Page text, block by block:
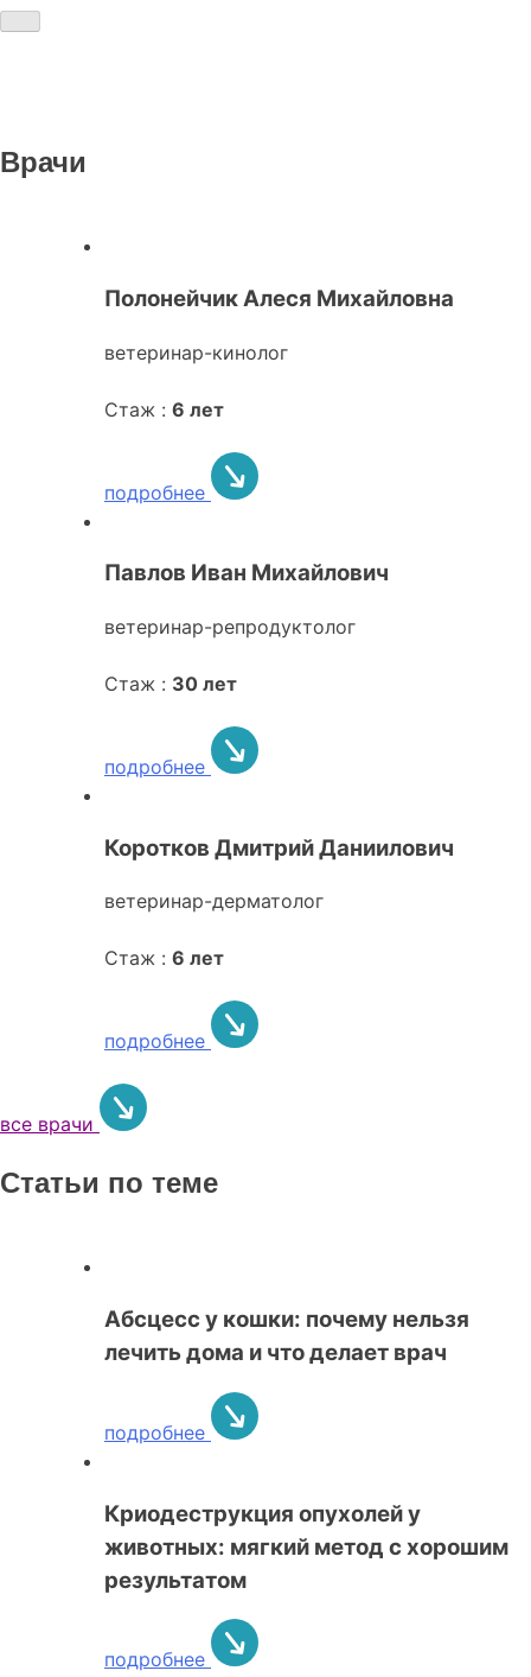
Врачи
Полонейчик Алеся Михайловна
ветеринар-кинолог
Стаж : 6 лет
подробнее
Павлов Иван Михайлович
ветеринар-репродуктолог
Стаж : 30 лет
подробнее
Коротков Дмитрий Даниилович
ветеринар-дерматолог
Стаж : 6 лет
подробнее
все врачи
Статьи по теме
Абсцесс у кошки: почему нельзя
лечить дома и что делает врач
подробнее
Криодеструкция опухолей у
животных: мягкий метод с хорошим
результатом
подробнее